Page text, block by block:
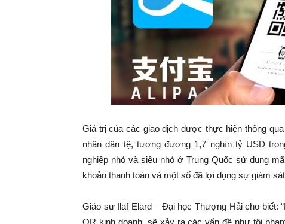
Giá trị của các giao dịch được thực hiện thông
nhân dân tệ, tương đương 1,7 nghìn tỷ USD
nghiệp nhỏ và siêu nhỏ ở Trung Quốc sử dụng
khoản thanh toán và một số đã lợi dụng sự giám
Giáo sư Ilaf Elard – Đại học Thượng Hải cho biết:
QR kinh doanh, sẽ xảy ra các vấn đề như tội